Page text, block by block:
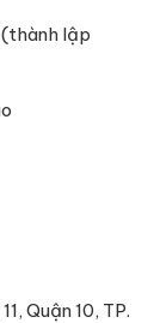
lập
Quận 10, TP.